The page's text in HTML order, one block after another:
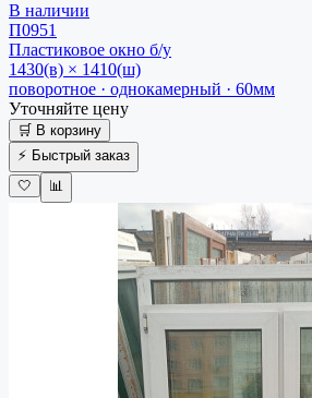
В наличии
П0951
Пластиковое окно б/у
1430(в) × 1410(ш)
поворотное · однокамерный · 60мм
Уточняйте цену
🛒 В корзину
⚡ Быстрый заказ
🤍
📊